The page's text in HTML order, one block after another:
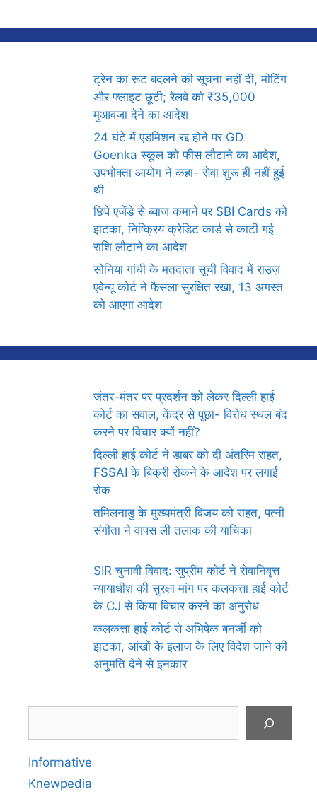
ट्रेन का रूट बदलने की सूचना नहीं दी, मीटिंग
और फ्लाइट छूटी; रेलवे को ₹35,000
मुआवजा देने का आदेश
24 घंटे में एडमिशन रद्द होने पर GD
Goenka स्कूल को फीस लौटाने का आदेश,
उपभोक्ता आयोग ने कहा- सेवा शुरू ही नहीं हुई
थी
छिपे एजेंडे से ब्याज कमाने पर SBI Cards को
झटका, निष्क्रिय क्रेडिट कार्ड से काटी गई
राशि लौटाने का आदेश
सोनिया गांधी के मतदाता सूची विवाद में राउज़
एवेन्यू कोर्ट ने फैसला सुरक्षित रखा, 13 अगस्त
को आएगा आदेश
जंतर-मंतर पर प्रदर्शन को लेकर दिल्ली हाई
कोर्ट का सवाल, केंद्र से पूछा- विरोध स्थल बंद
करने पर विचार क्यों नहीं?
दिल्ली हाई कोर्ट ने डाबर को दी अंतरिम राहत,
FSSAI के बिक्री रोकने के आदेश पर लगाई
रोक
तमिलनाडु के मुख्यमंत्री विजय को राहत, पत्नी
संगीता ने वापस ली तलाक की याचिका
SIR चुनावी विवाद: सुप्रीम कोर्ट ने सेवानिवृत्त
न्यायाधीश की सुरक्षा मांग पर कलकत्ता हाई कोर्ट
के CJ से किया विचार करने का अनुरोध
कलकत्ता हाई कोर्ट से अभिषेक बनर्जी को
झटका, आंखों के इलाज के लिए विदेश जाने की
अनुमति देने से इनकार
Informative
Knewpedia